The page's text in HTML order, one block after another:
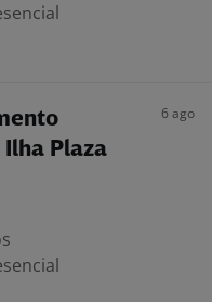
Plaza
6 ago